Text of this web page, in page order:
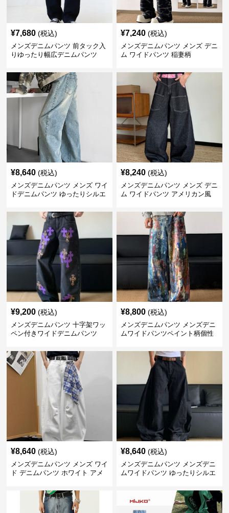
¥7,680 (税込)
メンズデニムパンツ 前タック入
りゆったり幅広デニムパンツ
¥7,240 (税込)
メンズデニムパンツ メンズ デニ
ム ワイドパンツ 稲妻柄
¥8,640 (税込)
メンズデニムパンツ メンズ ワイ
ドデニムパンツ ゆったりシルエ
¥8,240 (税込)
メンズデニムパンツ メンズ デニ
ム ワイドパンツ アメリカン風
¥9,200 (税込)
メンズデニムパンツ 十字架ワッ
ペン付きワイドデニムパンツ
¥8,800 (税込)
メンズデニムパンツ メンズデニ
ムワイドパンツペイント柄個性
¥8,640 (税込)
メンズデニムパンツ メンズ ワイ
ド デニムパンツ ホワイト アメ
¥8,640 (税込)
メンズデニムパンツ メンズデニ
ムワイドパンツ ゆったりシルエ